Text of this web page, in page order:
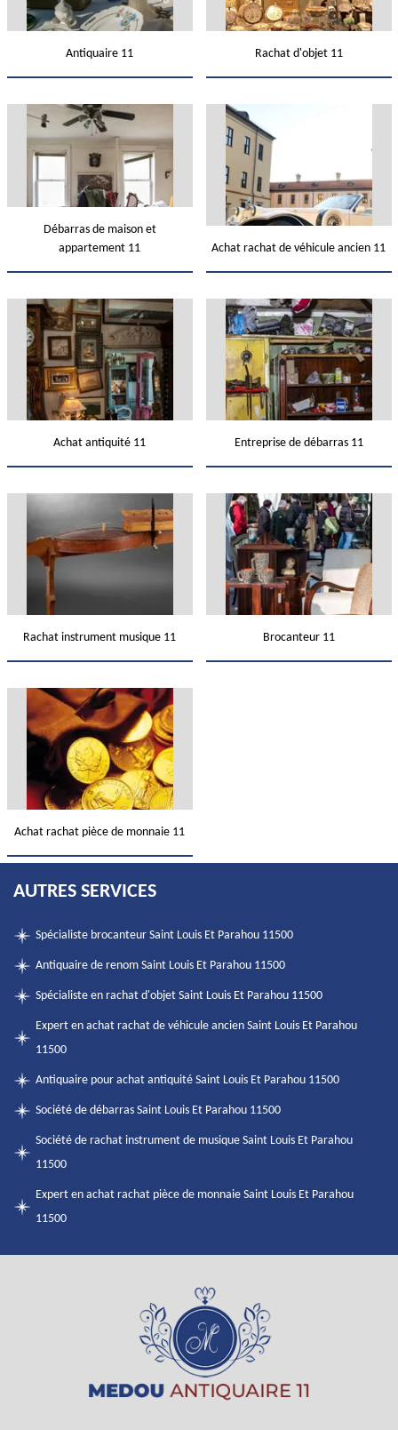
Antiquaire 11 Rachat d'objet 11
Débarras de maison et
appartement 11
Achat rachat de véhicule ancien 11
Achat antiquité 11 Entreprise de débarras 11
Rachat instrument musique 11 Brocanteur 11
Achat rachat pièce de monnaie 11
AUTRES SERVICES
Spécialiste brocanteur Saint Louis Et Parahou 11500
Antiquaire de renom Saint Louis Et Parahou 11500
Spécialiste en rachat d'objet Saint Louis Et Parahou 11500
Expert en achat rachat de véhicule ancien Saint Louis Et Parahou
11500
Antiquaire pour achat antiquité Saint Louis Et Parahou 11500
Société de débarras Saint Louis Et Parahou 11500
Société de rachat instrument de musique Saint Louis Et Parahou
11500
Expert en achat rachat pièce de monnaie Saint Louis Et Parahou
11500